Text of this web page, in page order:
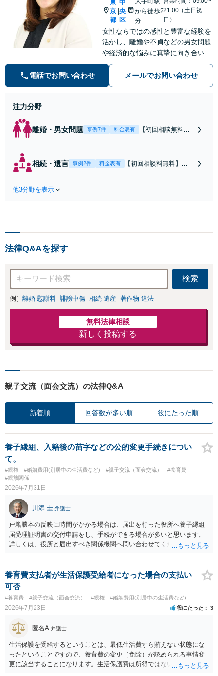
東
京
都
|
中
央
区
から徒歩2
分
21:00（土日祝
日）
女性ならではの感性と豊富な経験を
活かし、離婚や不貞などの男女問題
や経済的な悩みに真摯に向き合い、
個別のニーズに合わせたサービスを
提供しています。信頼関係を築きな
がら丁寧にサポートしていきます。
電話でお問い合わせ メールでお問い合わせ
注力分野
離婚・男女問題 事例7件 料金表有
【初回相談無料】
将来の生活を見据
相続・遺言 事例2件 料金表有
【初回相談料無料】住
富な拠点と組織力を活
実績2000件以上】
他3分野を表示
法律Q&Aを探す
検索
例） 離婚 慰謝料 誹謗中傷 相続 遺産 著作物 違法
無料法律相談
新しく投稿する
親子交流（面会交流）の法律Q&A
新着順 回答数が多い順 役にたった順
養子縁組、入籍後の苗字などの公的変更手続きについ
て。
#親権 #婚姻費用(別居中の生活費など) #親子交流（面会交流）
#養育費
#親族関係
2026年7月31日
川添 圭 弁護士
戸籍謄本の反映に時間がかかる場合は、届出を行った役所へ養子縁組
届受理証明書の交付申請をし、手続ができる場合が多いと思います。
詳しくは、役所と届出すべき関係機関へ問い合わせてください。
養育費支払者が生活保護受給者になった場合の支払い
可否
#養育費 #親子交流（面会交流） #親権 #婚姻費用(別居中の生活費など)
2026年7月23日 役にたった 3
匿名A 弁護士
生活保護を受給するということは、最低生活費すら賄えない状態にな
ったということですので、養育費の変更（免除）が認められる事情変
更に該当することになります。生活保護費は所得ではないので、「保